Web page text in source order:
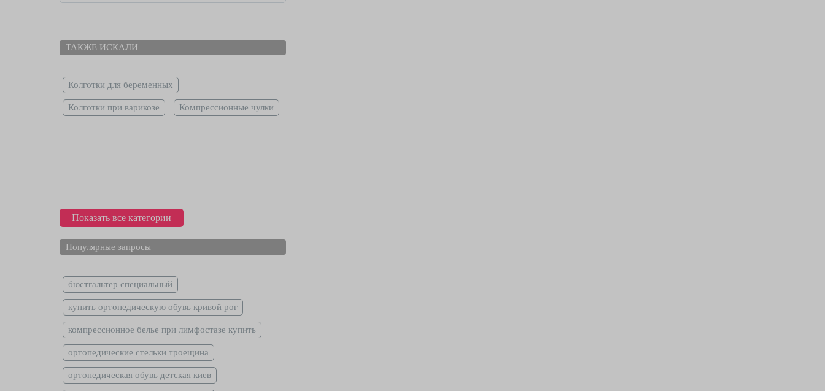
Запорожье
ТАКЖЕ ИСКАЛИ
Колготки для беременных
Колготки при варикозе Компрессионные чулки
Показать все категории
Популярные запросы
бюстгальтер специальный
купить ортопедическую обувь кривой рог
компрессионное белье при лимфостазе купить
ортопедические стельки троещина
ортопедическая обувь детская киев